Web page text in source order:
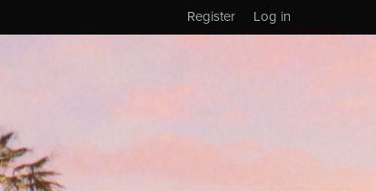
Log in
Register